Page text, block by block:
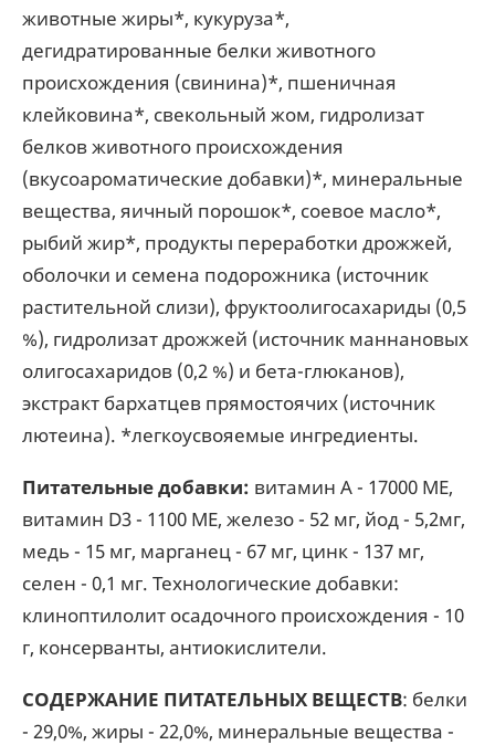
животные жиры*, кукуруза*,
дегидратированные белки животного
происхождения (свинина)*, пшеничная
клейковина*, свекольный жом, гидролизат
белков животного происхождения
(вкусоароматические добавки)*, минеральные
вещества, яичный порошок*, соевое масло*,
рыбий жир*, продукты переработки дрожжей,
оболочки и семена подорожника (источник
растительной слизи), фруктоолигосахариды (0,5
%), гидролизат дрожжей (источник мaннановых
олигосахаридов (0,2 %) и бета-глюканов),
экстракт бархатцев прямостоячих (источник
лютеина). *легкоусвояемые ингредиенты.
Питательные добавки: витамин A - 17000 ME,
витамин D3 - 1100 ME, железо - 52 мг, йод - 5,2мг,
медь - 15 мг, марганец - 67 мг, цинк - 137 мг,
сeлeн - 0,1 мг. Технологические добавки:
клиноптилолит осадочного происхождения - 10
г, консерванты, антиокислители.
СОДЕРЖАНИЕ ПИТАТЕЛЬНЫХ ВЕЩЕСТВ: белки
- 29,0%, жиры - 22,0%, минеральные вещества -